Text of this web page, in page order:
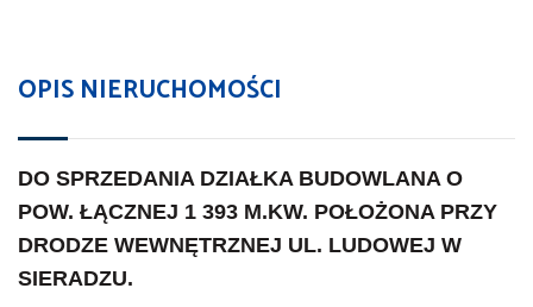
OPIS NIERUCHOMOŚCI
DO SPRZEDANIA DZIAŁKA BUDOWLANA O
POW. ŁĄCZNEJ 1 393 M.KW. POŁOŻONA PRZY
DRODZE WEWNĘTRZNEJ UL. LUDOWEJ W
SIERADZU.